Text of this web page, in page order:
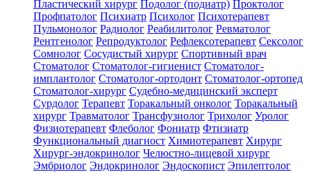
Пластический хирург Подолог (подиатр) Проктолог
Профпатолог Психиатр Психолог Психотерапевт
Пульмонолог Радиолог Реабилитолог Ревматолог
Рентгенолог Репродуктолог Рефлексотерапевт Сексолог
Сомнолог Сосудистый хирург Спортивный врач
Стоматолог Стоматолог-гигиенист Стоматолог-
имплантолог Стоматолог-ортодонт Стоматолог-ортопед
Стоматолог-хирург Судебно-медицинский эксперт
Сурдолог Терапевт Торакальный онколог Торакальный
хирург Травматолог Трансфузиолог Трихолог Уролог
Физиотерапевт Флеболог Фониатр Фтизиатр
Функциональный диагност Химиотерапевт Хирург
Хирург-эндокринолог Челюстно-лицевой хирург
Эмбриолог Эндокринолог Эндоскопист Эпилептолог